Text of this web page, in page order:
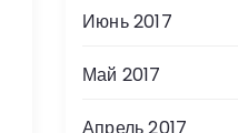
Июнь 2017
Май 2017